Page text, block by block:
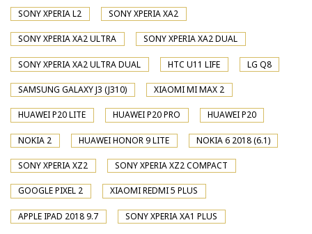
SONY XPERIA L2 SONY XPERIA XA2
SONY XPERIA XA2 ULTRA SONY XPERIA XA2 DUAL
SONY XPERIA XA2 ULTRA DUAL HTC U11 LIFE LG Q8
SAMSUNG GALAXY J3 (J310) XIAOMI MI MAX 2
HUAWEI P20 LITE HUAWEI P20 PRO HUAWEI P20
NOKIA 2 HUAWEI HONOR 9 LITE NOKIA 6 2018 (6.1)
SONY XPERIA XZ2 SONY XPERIA XZ2 COMPACT
GOOGLE PIXEL 2 XIAOMI REDMI 5 PLUS
APPLE IPAD 2018 9.7 SONY XPERIA XA1 PLUS